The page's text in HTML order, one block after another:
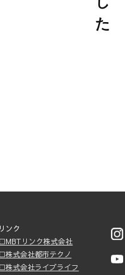
た
リンク
□MBTリンク株式会社
□株式会社都市テクノ
□株式会社ライブライフ